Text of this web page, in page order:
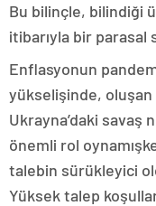
Bu bilinçle, bilindiği
itibarıyla bir parasal
Enflasyonun
yükselişinde, oluşan
Ukrayna’daki savaş
önemli rol
talebin sürükleyici
Yüksek talep